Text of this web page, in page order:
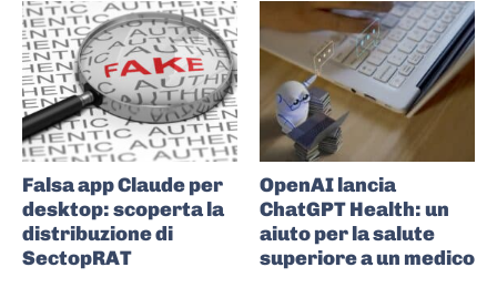
Falsa app Claude per
desktop: scoperta la
distribuzione di
SectopRAT
OpenAI lancia
ChatGPT Health: un
aiuto per la salute
superiore a un medico